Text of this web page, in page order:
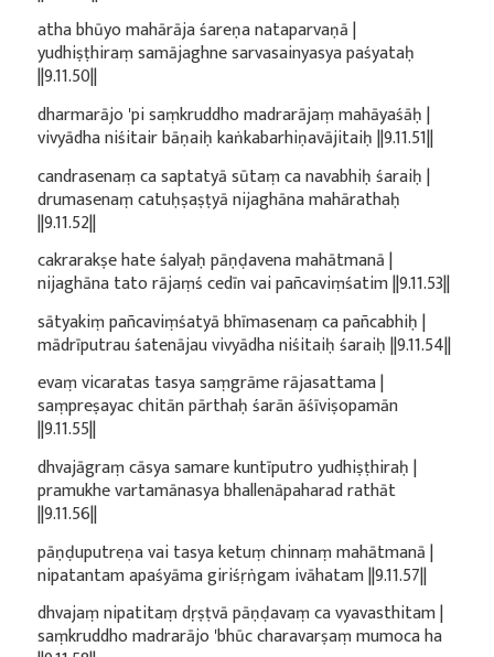
atha bhūyo mahārāja śareṇa nataparvaṇā |
yudhiṣṭhiraṃ samājaghne sarvasainyasya paśyataḥ
||9.11.50||
dharmarājo 'pi saṃkruddho madrarājaṃ mahāyaśāḥ |
vivyādha niśitair bāṇaiḥ kaṅkabarhiṇavājitaiḥ ||9.11.51||
candrasenaṃ ca saptatyā sūtaṃ ca navabhiḥ śaraiḥ |
drumasenaṃ catuḥṣaṣṭyā nijaghāna mahārathaḥ
||9.11.52||
cakrarakṣe hate śalyaḥ pāṇḍavena mahātmanā |
nijaghāna tato rājaṃś cedīn vai pañcaviṃśatim ||9.11.53||
sātyakiṃ pañcaviṃśatyā bhīmasenaṃ ca pañcabhiḥ |
mādrīputrau śatenājau vivyādha niśitaiḥ śaraiḥ ||9.11.54||
evaṃ vicaratas tasya saṃgrāme rājasattama |
saṃpreṣayac chitān pārthaḥ śarān āśīviṣopamān
||9.11.55||
dhvajāgraṃ cāsya samare kuntīputro yudhiṣṭhiraḥ |
pramukhe vartamānasya bhallenāpaharad rathāt
||9.11.56||
pāṇḍuputreṇa vai tasya ketuṃ chinnaṃ mahātmanā |
nipatantam apaśyāma giriśṛṅgam ivāhatam ||9.11.57||
dhvajaṃ nipatitaṃ dṛṣṭvā pāṇḍavaṃ ca vyavasthitam |
saṃkruddho madrarājo 'bhūc charavarṣaṃ mumoca ha